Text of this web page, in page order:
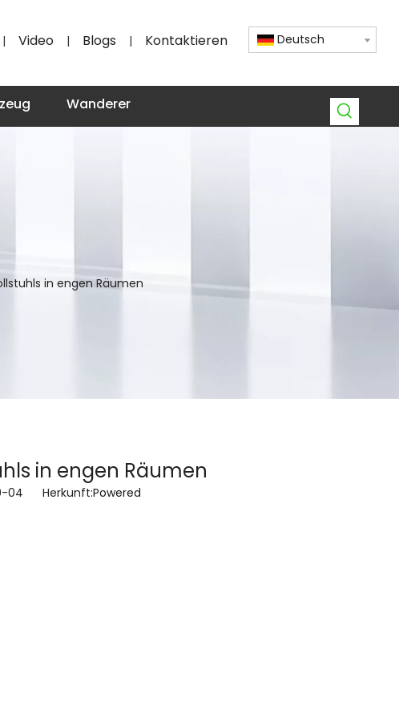
| Video | Blogs |
Kontaktieren
Deutsch
Wanderer
in engen Räumen
in engen Räumen
04 Herkunft:Powered